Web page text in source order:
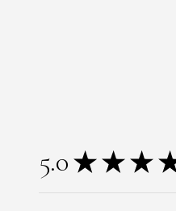
5.0 ★ ★ ★